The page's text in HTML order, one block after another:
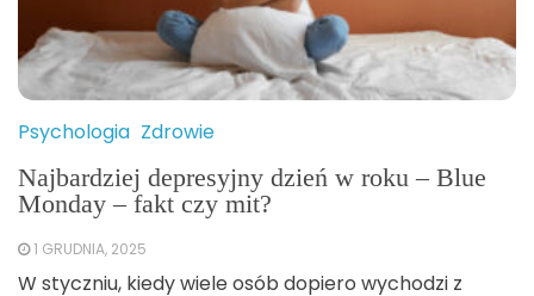
Psychologia Zdrowie
Najbardziej depresyjny dzień w roku – Blue
Monday – fakt czy mit?
1 GRUDNIA, 2025
W styczniu, kiedy wiele osób dopiero wychodzi z